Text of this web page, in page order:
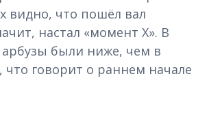
видно, что пошёл вал
настал «момент Х». В
были ниже, чем в
говорит о раннем начале